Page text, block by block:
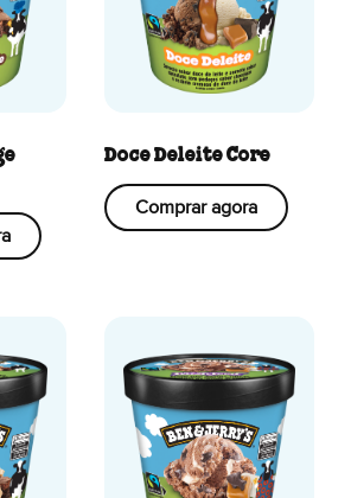
Doce Deleite Core
Comprar agora